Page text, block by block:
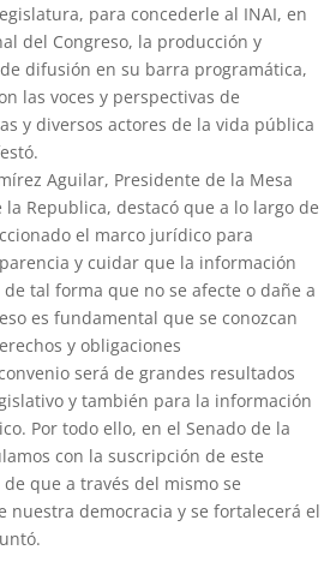
para concederle al INAI, en
del Congreso, la producción y
difusión en su barra programática,
las voces y perspectivas de
y diversos actores de la vida pública
Aguilar, Presidente de la Mesa
Republica, destacó que a lo largo de
el marco jurídico para
y cuidar que la información
tal forma que no se afecte o dañe a
es fundamental que se conozcan
y obligaciones
será de grandes resultados
y también para la información
Por todo ello, en el Senado de la
con la suscripción de este
que a través del mismo se
nuestra democracia y se fortalecerá el